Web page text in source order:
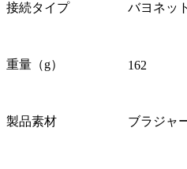
接続タイプ バヨネッ
重量（g） 162
製品素材 ブラジャ